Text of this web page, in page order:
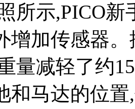
所示,PICO
增加传感器
量减轻了约
和马达的位